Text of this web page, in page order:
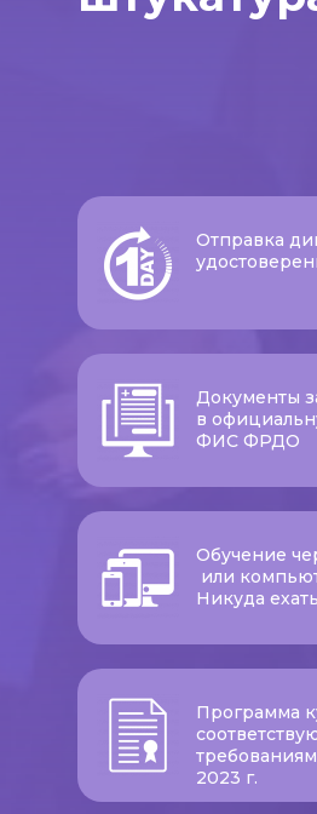
Отправка
Документы
в
ФИС ФРДО
Обучение
или
Никуда
Программа
2023 г.